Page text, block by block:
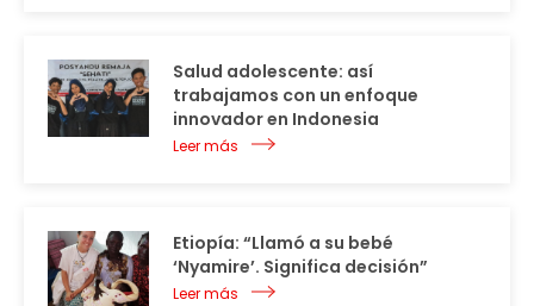
Salud adolescente: así
trabajamos con un enfoque
innovador en Indonesia
Leer más
Etiopía: “Llamó a su bebé
‘Nyamire’. Significa decisión”
Leer más